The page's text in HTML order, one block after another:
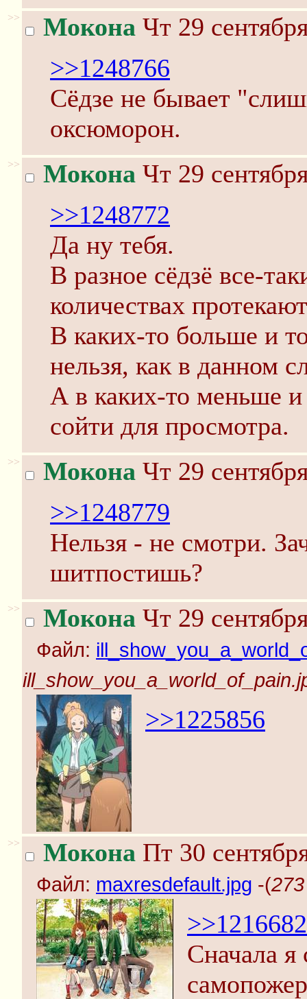
>> Мокона Чт 29
>>1248766
Cёдзе не бывает
оксюморон.
>> Мокона Чт 29
>>1248772
Да ну тебя.
В разное сёдзё все-
количествах
В каких-то больше и
нельзя, как в данном
А в каких-то меньше
сойти для просмотра.
>> Мокона Чт 29
>>1248779
Нельзя - не смотри.
шитпостишь?
>> Мокона Чт 29
Файл:
>>1225856
>> Мокона Пт 30
Файл: maxresdefault.jpg -(
>>1216682
Сначала я